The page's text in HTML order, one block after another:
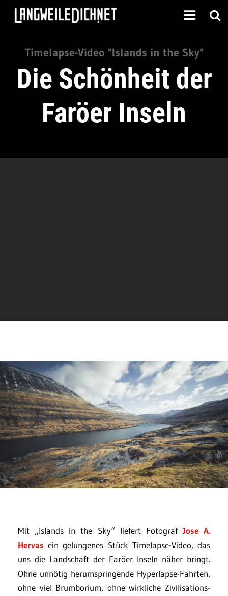
Timelapse-Video "Islands in the Sky"
Die Schönheit der
Faröer Inseln
Mit „Islands in the Sky“ liefert FotografJose A.
Hervas ein gelungenes Stück Timelapse-Video, das
uns die Landschaft der Faröer Inseln näher bringt.
Ohne unnötig herumspringende Hyperlapse-Fahrten,
ohne viel Brumborium, ohne wirkliche Zivilisations-